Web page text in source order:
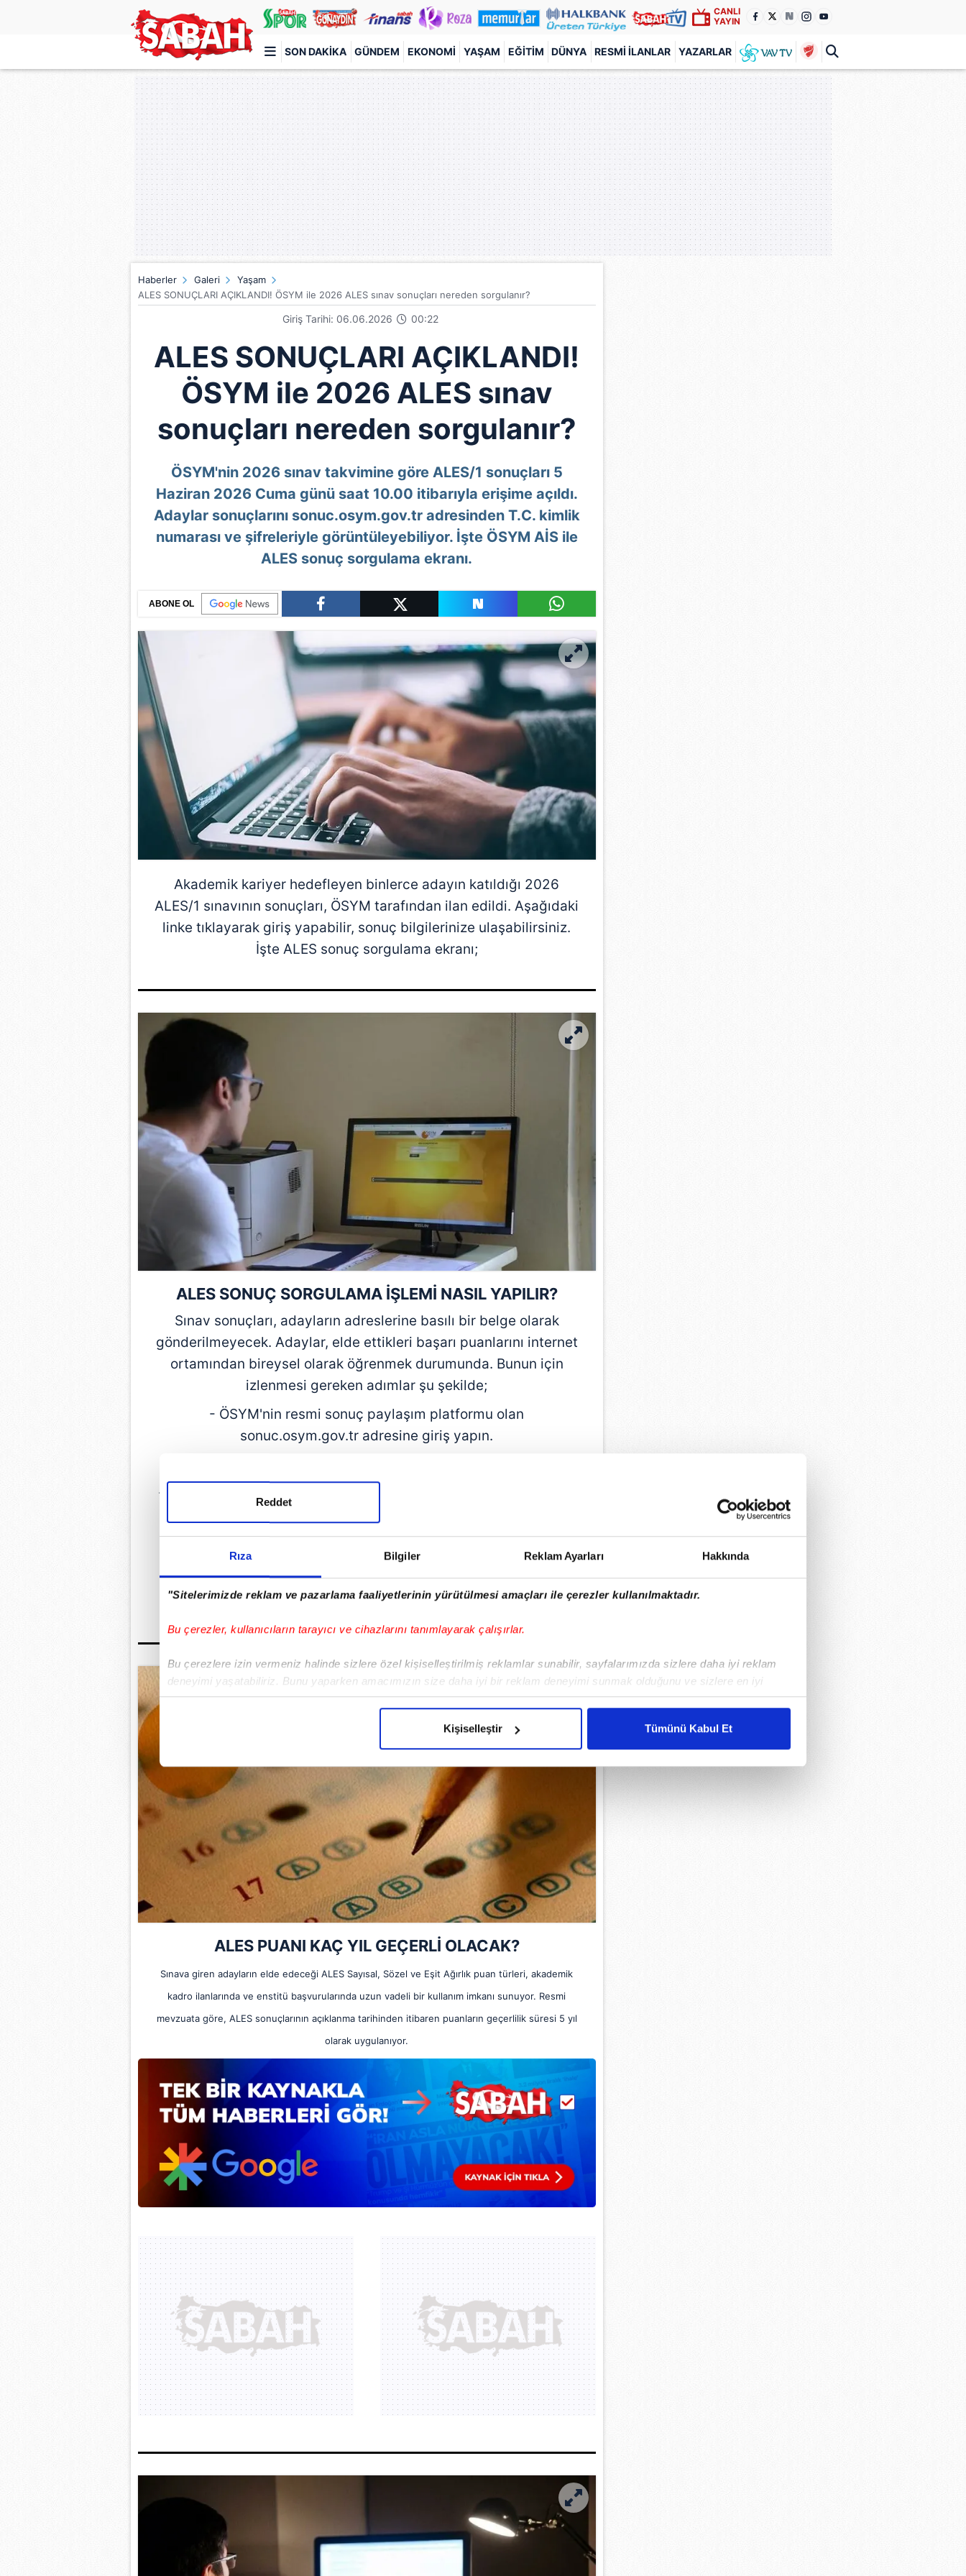
Rıza Bilgiler Reklam Ayarları Hakkında
"Sitelerimizde reklam ve pazarlama faaliyetlerinin yürütülmesi amaçları ile çerezler kullanılmaktadır.
Bu çerezler, kullanıcıların tarayıcı ve cihazlarını tanımlayarak çalışırlar.
Bu çerezlere izin vermeniz halinde sizlere özel kişiselleştirilmiş reklamlar sunabilir, sayfalarımızda sizlere daha iyi reklam
deneyimi yaşatabiliriz. Bunu yaparken amacımızın size daha iyi bir reklam deneyimi sunmak olduğunu ve sizlere en iyi
içerikleri sunabilmek adına elimizden gelen çabayı gösterdiğimizi ve bu noktada, reklamların maliyetlerimizi karşılamak
Her halükârda, kullanıcılar, bu çerezlere izin vermedikleri takdirde, kullanıcılara hedefli reklamlar gösterilmeyecektir."
Sizlere daha iyi bir hizmet sunabilmek için İnternet Sitemizde kendimize ve üçüncü kişilere ait çerezler kullanılmaktadır. Bu
çerezler vasıtasıyla çeşitli kişisel verileriniz işlenmekte olup gerekli olan çerezler bilgi toplumu hizmetlerinin sunulması
amacıyla kullanılmaktadır. Diğer çerezler, sitemizin daha işlevsel kılınması ve kişiselleştirilmesi ve sizlere yönelik
reklam/pazarlama faaliyetlerinin yapılması, amaçlarıyla sınırlı olarak açık rızanız dahilinde kullanılacaktır.
Çerezlere ilişkin tercihlerinizi aşağıda yer alan panel vasıtasıyla belirleyebilirsiniz. Çerezlere ilişkin detaylı bilgi için Ayarlar
butonuna tıklayabilir,
Çerez Bilgilendirme Metnimiziziyaret edebilirsiniz.
6698 sayılı Kişisel Verilerin Korunması Kanunu uyarınca hazırlanmış Aydınlatma Metnimizi okumak ve sitemizde ilgili
mevzuata uygun olarak kullanılan çerezlerle ilgili bilgi almak için lütfen
Reddet
Kişiselleştir Tümünü Kabul Et
CANLI
YAYIN
SON DAKIKA GÜNDEM EKONOMI YAŞAM EĞITIM DÜNYA RESMI İLANLAR YAZARLAR
Türkiye'nin en iyi haber sitesi
Haberler Galeri
Yaşam
ALES SONUÇLARI AÇIKLANDI! ÖSYM ile 2026 ALES sınav sonuçları nereden sorgulanır?
Giriş Tarihi: 06.06.2026 00:22
ALES SONUÇLARI AÇIKLANDI!
ÖSYM ile 2026 ALES sınav
sonuçları nereden sorgulanır?
ÖSYM'nin 2026 sınav takvimine göre ALES/1 sonuçları 5
Haziran 2026 Cuma günü saat 10.00 itibarıyla erişime açıldı.
Adaylar sonuçlarını sonuc.osym.gov.tr adresinden T.C. kimlik
numarası ve şifreleriyle görüntüleyebiliyor. İşte ÖSYM AİS ile
ALES sonuç sorgulama ekranı.
ABONE OL
Akademik kariyer hedefleyen binlerce adayın katıldığı 2026
ALES/1 sınavının sonuçları, ÖSYM tarafından ilan edildi. Aşağıdaki
linke tıklayarak giriş yapabilir, sonuç bilgilerinize ulaşabilirsiniz.
İşte ALES sonuç sorgulama ekranı;
ALES SONUÇ SORGULAMA İŞLEMİ NASIL YAPILIR?
Sınav sonuçları, adayların adreslerine basılı bir belge olarak
gönderilmeyecek. Adaylar, elde ettikleri başarı puanlarını internet
ortamından bireysel olarak öğrenmek durumunda. Bunun için
izlenmesi gereken adımlar şu şekilde;
- ÖSYM'nin resmi sonuç paylaşım platformu olan
sonuc.osym.gov.tr adresine giriş yapın.
- T.C. Kimlik Numarası ve ÖSYM Aday Şifresi bilgilerinizi eksiksiz
GÜNÜN EN ÖNEMLİ MANŞETLERİ İÇİN TIKLAYIN
ALES PUANI KAÇ YIL GEÇERLİ OLACAK?
Sınava giren adayların elde edeceği ALES Sayısal, Sözel ve Eşit Ağırlık puan türleri, akademik
kadro ilanlarında ve enstitü başvurularında uzun vadeli bir kullanım imkanı sunuyor. Resmi
mevzuata göre, ALES sonuçlarının açıklanma tarihinden itibaren puanların geçerlilik süresi 5 yıl
olarak uygulanıyor.